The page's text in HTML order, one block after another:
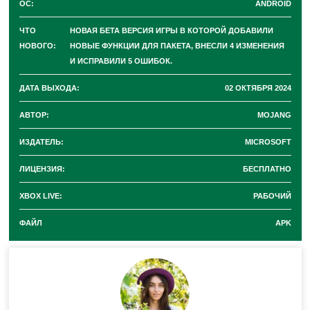
непрочитанных историй Реалмов.
Появилась новая возможность редактирования
миникарты мира в экране редактирования мира.
Исправленные ошибки в
Minecraft PE 1.21.40.23
Разработчики в Майнкрафт ПЕ 1.21.40.23
5 ошибок, среди которых:
На хранилище нельзя ставить блоки
распознавание названий
ОС: ANDROID
ЧТО
НОВОГО:
НОВАЯ БЕТА ВЕРСИЯ ИГРЫ В КОТОРОЙ ДОБАВИЛИ
НОВЫЕ ФУНКЦИИ ДЛЯ ПАКЕТА, ВНЕСЛИ 4 ИЗМЕНЕНИЯ
И ИСПРАВИЛИ 5 ОШИБОК.
ДАТА ВЫХОДА: 02 ОКТЯБРЯ 2024
АВТОР: MOJANG
ИЗДАТЕЛЬ: MICROSOFT
ЛИЦЕНЗИЯ: БЕСПЛАТНО
XBOX LIVE: РАБОЧИЙ
ФАЙЛ APK